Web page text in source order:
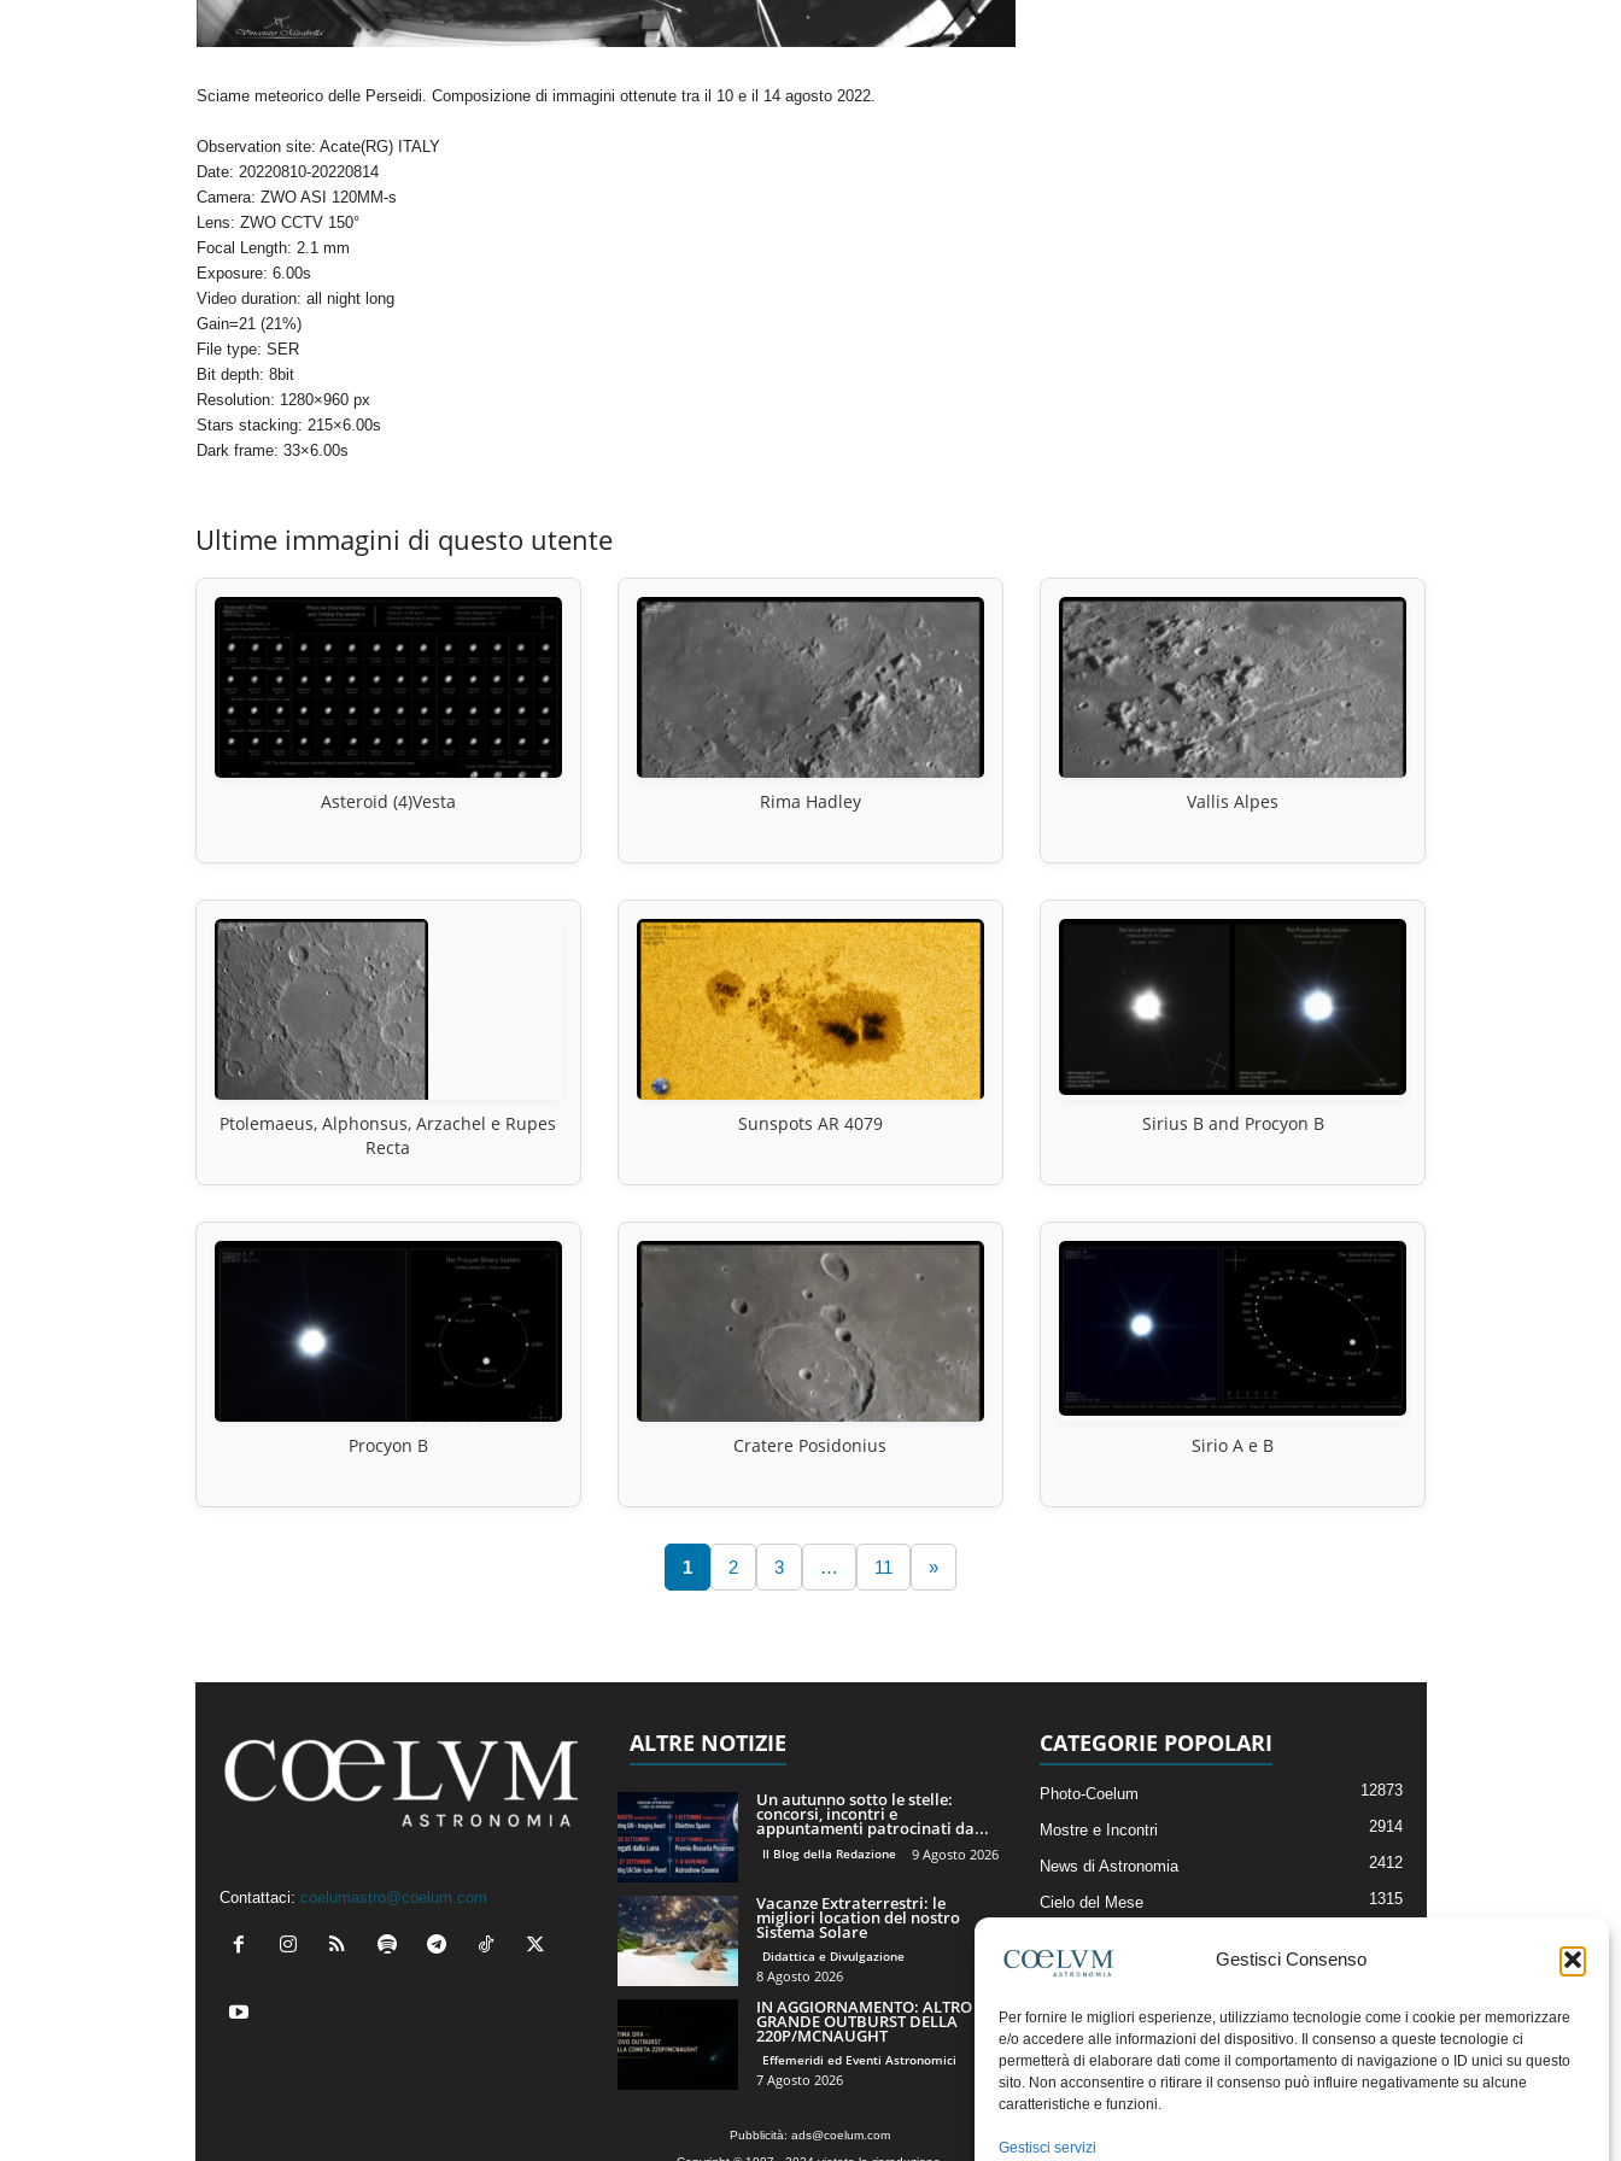
Gestisci Consenso
Per fornire le migliori esperienze, utilizziamo tecnologie come i cookie per memorizzare
e/o accedere alle informazioni del dispositivo. Il consenso a queste tecnologie ci
permetterà di elaborare dati come il comportamento di navigazione o ID unici su questo
sito. Non acconsentire o ritirare il consenso può influire negativamente su alcune
caratteristiche e funzioni.
Gestisci servizi
Sciame meteorico delle Perseidi. Composizione di immagini ottenute tra il 10 e il 14 agosto 2022.
Observation site: Acate(RG) ITALY
Date: 20220810-20220814
Camera: ZWO ASI 120MM-s
Lens: ZWO CCTV 150°
Focal Length: 2.1 mm
Exposure: 6.00s
Video duration: all night long
Gain=21 (21%)
File type: SER
Bit depth: 8bit
Resolution: 1280×960 px
Stars stacking: 215×6.00s
Dark frame: 33×6.00s
Ultime immagini di questo utente
Asteroid (4)Vesta Rima Hadley Vallis Alpes
Ptolemaeus, Alphonsus, Arzachel e Rupes
Recta
Sunspots AR 4079 Sirius B and Procyon B
Procyon B Cratere Posidonius Sirio A e B
1 2 3 … 11 »
Contattaci: coelumastro@coelum.com
ALTRE NOTIZIE
Un autunno sotto le stelle:
concorsi, incontri e
appuntamenti patrocinati da...
Il Blog della Redazione 9 Agosto 2026
Vacanze Extraterrestri: le
migliori location del nostro
Sistema Solare
Didattica e Divulgazione
8 Agosto 2026
IN AGGIORNAMENTO: ALTRO
GRANDE OUTBURST DELLA
220P/MCNAUGHT
Effemeridi ed Eventi Astronomici
7 Agosto 2026
CATEGORIE POPOLARI
Photo-Coelum 12873
Mostre e Incontri 2914
News di Astronomia 2412
Cielo del Mese 1315
Articoli e Risorse On-Line
Il Blog della Redazione
Pubblicità: ads@coelum.com